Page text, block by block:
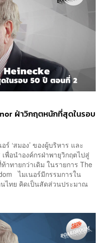
ฝ่าวิกฤตหนักที่สุดในรอบ
ร์ ‘สมอง’ ของผู้บริหาร และ
เพื่อนำองค์กรฝ่าพายุวิกฤตไปสู่
าทายกว่าเดิม ในรายการ The
ไมเนอร์มีกรรมการใน
ไทย คิดเป็นสัดส่วนประมาณ